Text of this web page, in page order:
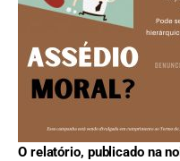
O relatório, publicado na